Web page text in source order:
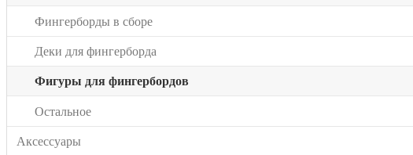
Фингерборды в сборе
Деки для фингерборда
Фигуры для фингербордов
Остальное
Аксессуары